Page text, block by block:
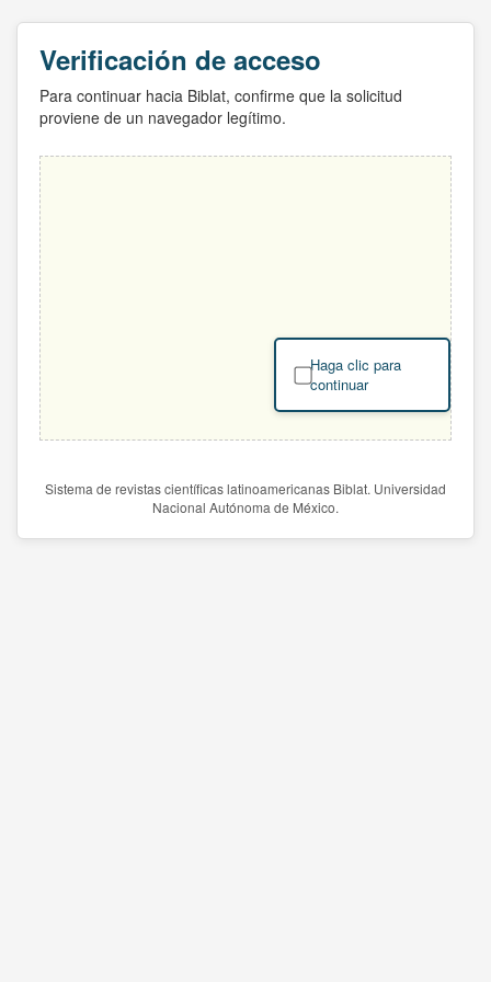
Verificación de acceso
Para continuar hacia Biblat, confirme que la solicitud
proviene de un navegador legítimo.
Haga clic para
continuar
Sistema de revistas científicas latinoamericanas Biblat. Universidad
Nacional Autónoma de México.